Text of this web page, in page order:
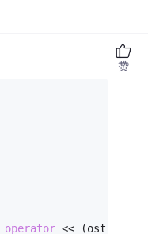
operator <<
赞